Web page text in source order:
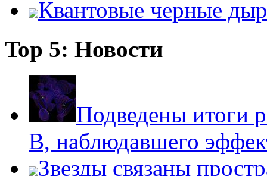
Квантовые черные
Top 5: Новости
Подведены итоги
B, наблюдавшего
Звезды связаны